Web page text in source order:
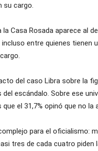
su cargo.
Casa Rosada aparece al
entre quienes tienen
del caso Libra sobre la
escándalo. Sobre ese
el 31,7% opinó que no la
para el oficialismo:
tres de cada cuatro piden